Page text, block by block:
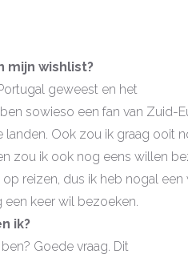
mijn wishlist?
geweest en het
sowieso een fan van Zuid-
landen. Ook zou ik graag ooit
zou ik ook nog eens willen
op reizen, dus ik heb nogal
een keer wil bezoeken.
ik?
Goede vraag. Dit